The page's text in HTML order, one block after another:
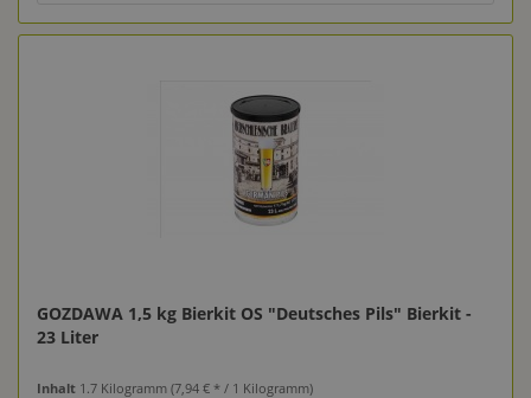
GOZDAWA 1,5 kg Bierkit OS "Deutsches Pils" Bierkit -
23 Liter
Inhalt 1.7 Kilogramm(7,94 € * / 1 Kilogramm)